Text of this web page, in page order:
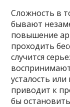
Сложность в
бывают
повышение
проходить
случится
усталость
приводит к
бы